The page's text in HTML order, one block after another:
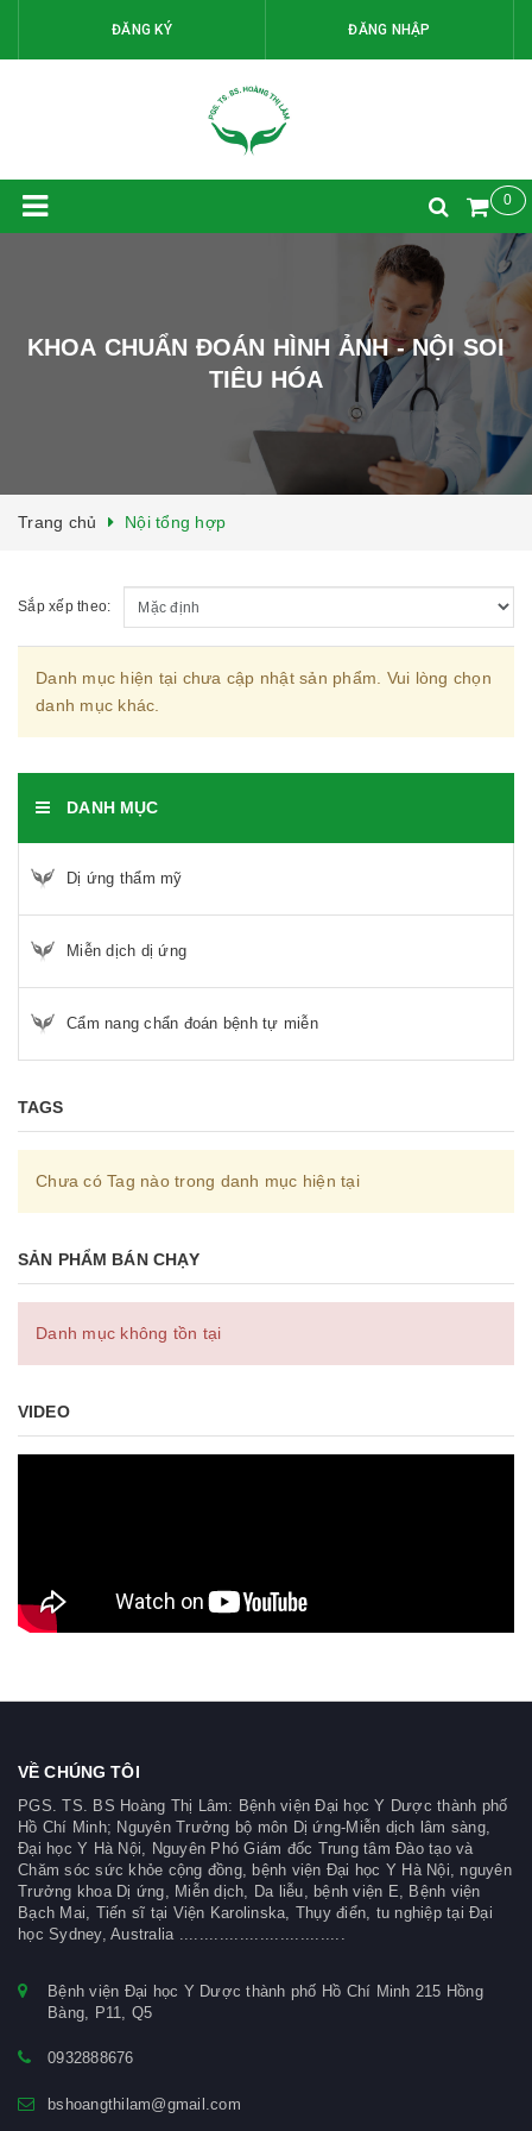
ĐĂNG KÝ ĐĂNG NHẬP
0
KHOA CHUẨN ĐOÁN HÌNH ẢNH - NỘI SOI
TIÊU HÓA
Trang chủ Nội tổng hợp
Sắp xếp theo:
Danh mục hiện tại chưa cập nhật sản phẩm. Vui lòng chọn
danh mục khác.
DANH MỤC
Dị ứng thẩm mỹ
Miễn dịch dị ứng
Cẩm nang chẩn đoán bệnh tự miễn
TAGS
Chưa có Tag nào trong danh mục hiện tại
SẢN PHẨM BÁN CHẠY
Danh mục không tồn tại
VIDEO
VỀ CHÚNG TÔI
PGS. TS. BS Hoàng Thị Lâm: Bệnh viện Đại học Y Dược thành phố
Hồ Chí Minh; Nguyên Trưởng bộ môn Dị ứng-Miễn dịch lâm sàng,
Đại học Y Hà Nội, Nguyên Phó Giám đốc Trung tâm Đào tạo và
Chăm sóc sức khỏe cộng đồng, bệnh viện Đại học Y Hà Nội, nguyên
Trưởng khoa Dị ứng, Miễn dịch, Da liễu, bệnh viện E, Bệnh viện
Bạch Mai, Tiến sĩ tại Viện Karolinska, Thụy điển, tu nghiệp tại Đại
học Sydney, Australia .................................
Bệnh viện Đại học Y Dược thành phố Hồ Chí Minh 215 Hồng
Bàng, P11, Q5
0932888676
bshoangthilam@gmail.com